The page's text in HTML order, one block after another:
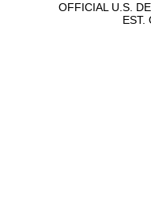
OFFICIAL U.S.
EST.